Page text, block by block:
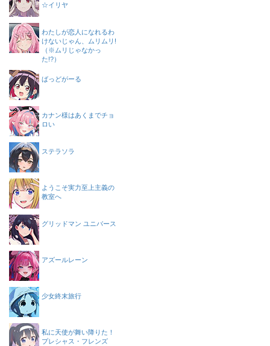
☆イリヤ
わたしが恋人になれるわ
けないじゃん、ムリムリ!
（※ムリじゃなかっ
た!?）
ばっどがーる
カナン様はあくまでチョ
ロい
ステラソラ
ようこそ実力至上主義の
教室へ
グリッドマン ユニバース
アズールレーン
少女終末旅行
私に天使が舞い降りた！
プレシャス・フレンズ